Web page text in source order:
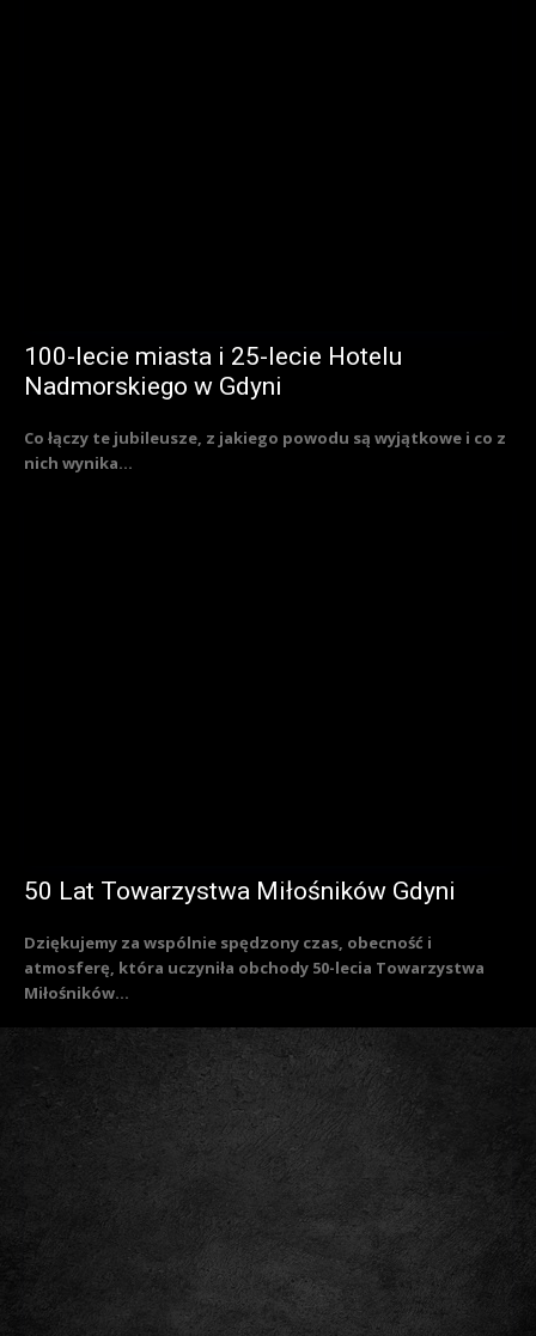
100-lecie miasta i 25-lecie Hotelu
Nadmorskiego w Gdyni
Co łączy te jubileusze, z jakiego powodu są wyjątkowe i co z
nich wynika...
50 Lat Towarzystwa Miłośników Gdyni
Dziękujemy za wspólnie spędzony czas, obecność i
atmosferę, która uczyniła obchody 50-lecia Towarzystwa
Miłośników...